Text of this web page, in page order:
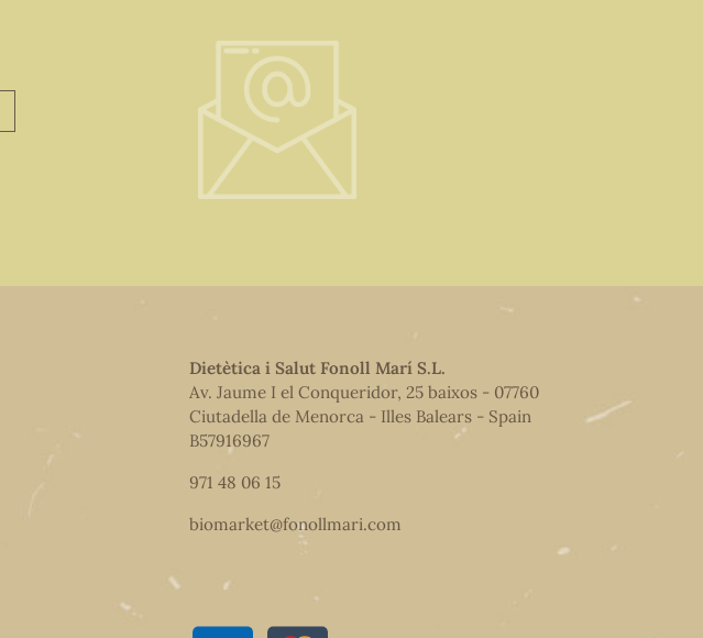
Dietètica i Salut Fonoll Marí S.L.
Av. Jaume I el Conqueridor, 25 baixos - 07760
Ciutadella de Menorca - Illes Balears - Spain
B57916967
971 48 06 15
biomarket@fonollmari.com